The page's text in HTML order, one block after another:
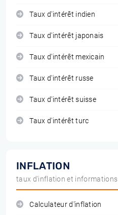
Taux d'intérêt indien
Taux d'intérêt japonais
Taux d'intérêt mexicain
Taux d'intérêt russe
Taux d'intérêt suisse
Taux d'intérêt turc
INFLATION
taux d'inflation et informations
Calculateur d'inflation